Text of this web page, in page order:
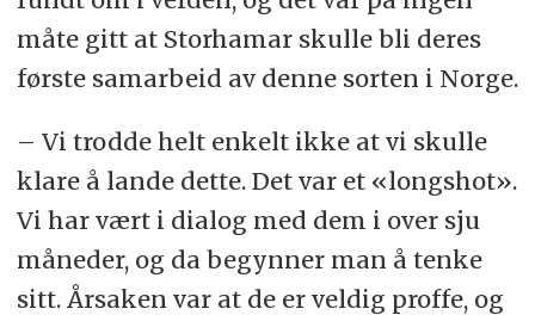
måte gitt at Storhamar skulle bli deres
første samarbeid av denne sorten i Norge.
– Vi trodde helt enkelt ikke at vi skulle
klare å lande dette. Det var et «longshot».
Vi har vært i dialog med dem i over sju
måneder, og da begynner man å tenke
sitt. Årsaken var at de er veldig proffe, og